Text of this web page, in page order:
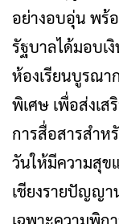
อย่างอบอุ่น พร้
รัฐบาลได้มอบเ
ห้องเรียนบูรณา
พิเศษ เพื่อส่งเ
การสื่อสารสำห
วันให้มีความสุข
เชียงรายปัญญา